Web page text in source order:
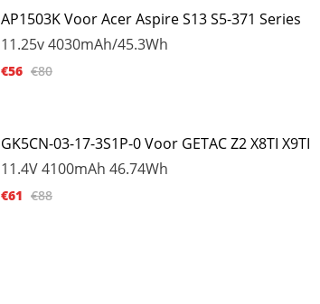
AP1503K Voor Acer Aspire S13 S5-371 Series
11.25v4030mAh/45.3Wh
€56 €80
GK5CN-03-17-3S1P-0 Voor GETAC Z2 X8TI X9TI
11.4V4100mAh 46.74Wh
€61 €88